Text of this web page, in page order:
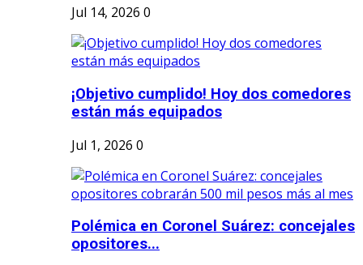
Jul 14, 2026 0
¡Objetivo cumplido! Hoy dos comedores
están más equipados
Jul 1, 2026 0
Polémica en Coronel Suárez: concejales
opositores...